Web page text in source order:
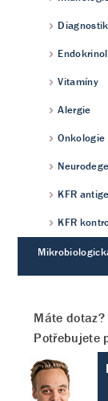
Vitamíny
Alergie
Onkologie
KFR
KFR
Máte dotaz?
Potřebujete